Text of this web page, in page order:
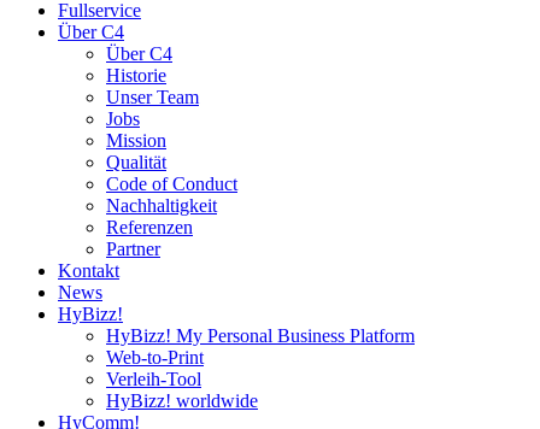
Fullservice
Über C4
Über C4
Historie
Unser Team
Jobs
Mission
Qualität
Code of Conduct
Nachhaltigkeit
Referenzen
Partner
Kontakt
News
HyBizz!
HyBizz! My Personal Business Platform
Web-to-Print
Verleih-Tool
HyBizz! worldwide
HyComm!